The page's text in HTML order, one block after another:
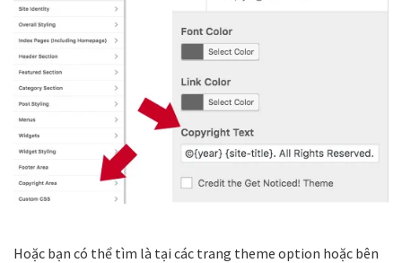
Hoặc bạn có thể tìm là tại các trang theme option hoặc bên